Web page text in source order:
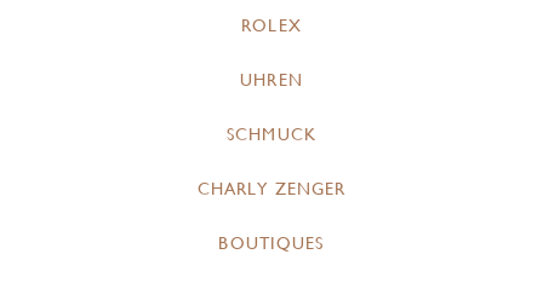
ROLEX
UHREN
SCHMUCK
CHARLY ZENGER
BOUTIQUES